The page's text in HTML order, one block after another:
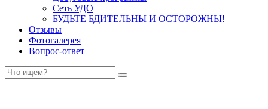
Сеть УДО
БУДЬТЕ БДИТЕЛЬНЫ И ОСТОРОЖНЫ!
Отзывы
Фотогалерея
Вопрос-ответ